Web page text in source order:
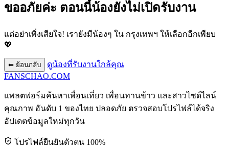
ขออภัยค่ะ ตอนนี้น้องยังไม่เปิดรับงาน
แต่อย่าเพิ่งเสียใจ! เรายังมีน้องๆ ใน กรุงเทพฯ ให้เลือกอีกเพียบ
💖
⬅ ย้อนกลับ
ดูน้องที่รับงานใกล้คุณ
FANSCHAO.COM
แพลตฟอร์มค้นหาเพื่อนเที่ยว เพื่อนทานข้าว และสาวไซด์ไลน์
คุณภาพ อันดับ 1 ของไทย ปลอดภัย ตรวจสอบโปรไฟล์ได้จริง
อัปเดตข้อมูลใหม่ทุกวัน
โปรไฟล์ยืนยันตัวตน 100%